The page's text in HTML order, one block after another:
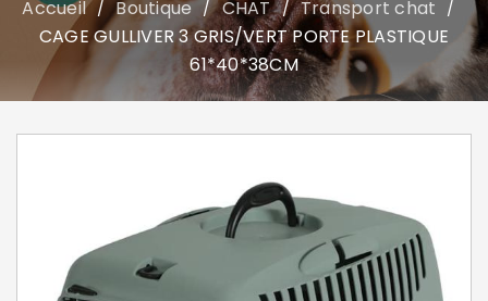
Accueil / Boutique / CHAT / Transport chat /
CAGE GULLIVER 3 GRIS/VERT PORTE PLASTIQUE
61*40*38CM